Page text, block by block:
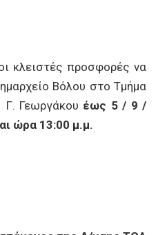
προσφορές να
Βόλου στο Τμήμα
Γεωργάκου έως 5 / 9 /
ώρα 13:00 μ.μ.